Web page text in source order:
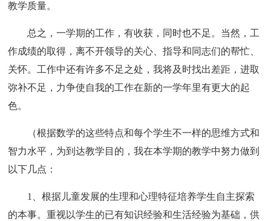
教学质量。
总之，一学期的工作，有收获，同时也不足。当然，工
作成绩的取得，离不开领导的关心、指导和同志们的帮忙、
关怀。工作中还有许多不足之处，我将及时找出差距，进取
弥补不足，力争使自我的工作在新的一学年里有更大的起
色。
（根据数学的这些特点和每个学生不一样的思维方式和
智力水平，为到达教学目的，我在本学期的教学中努力做到
以下几点：
1、根据儿童发展的生理和心理特征培养学生自主探索
的本事。重视以学生的已有知识经验和生活经验为基础，供